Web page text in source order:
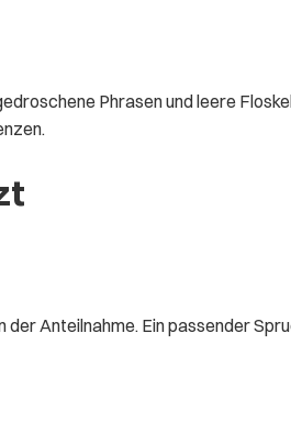
Phrasen und leere
Anteilnahme. Ein passender